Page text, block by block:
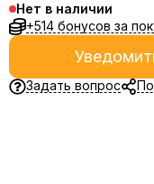
Нет в наличии
+514 бонусов за
Задать вопрос